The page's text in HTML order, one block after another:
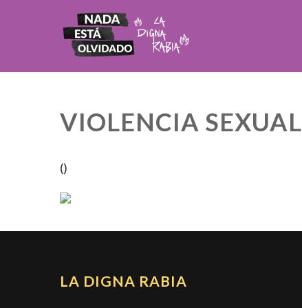
VIOLENCIA SEXUAL
()
LA DIGNA RABIA